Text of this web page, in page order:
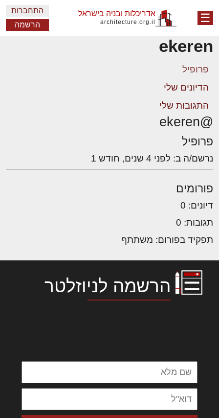
☰ אדריכלות ובניה בישראל
architecture.org.il
התחברות
הרשמה
ekeren
פרופיל
הדיונים שלי
התגובות שלי
@ekeren
פרופיל
נרשם/ה ב: לפני 4 שנים, חודש 1
פורומים
דיונים: 0
תגובות: 0
תפקיד בפורום: משתתף
הרשמה לניוזלטר